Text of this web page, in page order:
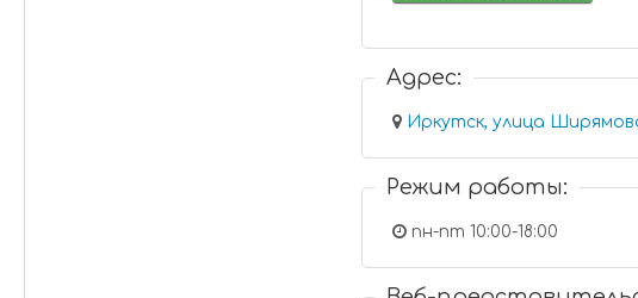
Адрес:
Иркутск, улица
Режим работы:
пн-пт 10:00-18:00